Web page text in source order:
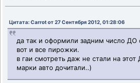
Цитата: Carrot от 27 Сентября 2012, 01:28:06
да так и оформили задним число ДО
вот и все пирожки.
в гаи смотреть даж не стали на этот
марки авто дочитали..)